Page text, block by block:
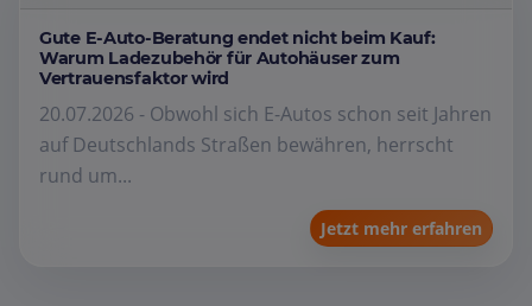
Gute E-Auto-Beratung endet nicht beim Kauf:
Warum Ladezubehör für Autohäuser zum
Vertrauensfaktor wird
20.07.2026 - Obwohl sich E-Autos schon seit Jahren
auf Deutschlands Straßen bewähren, herrscht
rund um...
Jetzt mehr erfahren